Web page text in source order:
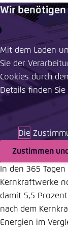
Wir
Mit dem Laden
Sie der
Cookies durch
Details finden Sie
Die
Zustimmen
In den 365
Kernkraftwerke
damit 5,5
nach dem
Energien im